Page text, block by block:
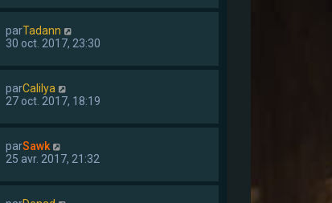
parTadann
30 oct. 2017, 23:30
parCalilya
27 oct. 2017, 18:19
parSawk
25 avr. 2017, 21:32